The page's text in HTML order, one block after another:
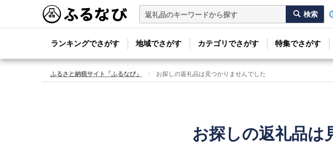
ランキングでさがす 地域でさがす カテゴリでさがす 特集でさがす
ふるさと納税サイト「ふるなび」 お探しの返礼品は見つかりませんでした
お探しの返礼品は